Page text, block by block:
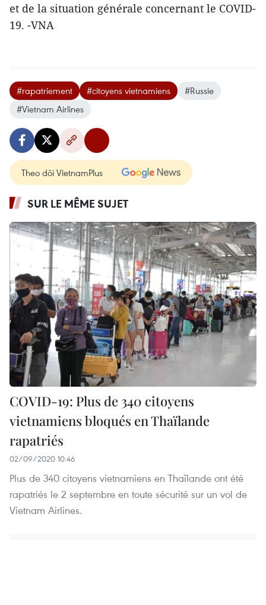
et de la situation générale concernant le COVID-
19. -VNA
#rapatriement #citoyens vietnamiens
#Russie
#Vietnam Airlines
Theo dõi VietnamPlus
SUR LE MÊME SUJET
COVID-19: Plus de 340 citoyens
vietnamiens bloqués en Thaïlande
rapatriés
02/09/2020 10:46
Plus de 340 citoyens vietnamiens en Thaïlande ont été
rapatriés le 2 septembre en toute sécurité sur un vol de
Vietnam Airlines.